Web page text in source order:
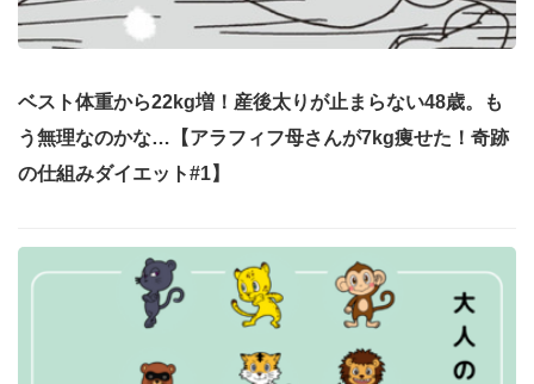
ベスト体重から22kg増！産後太りが止まらない48歳。も
う無理なのかな…【アラフィフ母さんが7kg痩せた！奇跡
の仕組みダイエット#1】